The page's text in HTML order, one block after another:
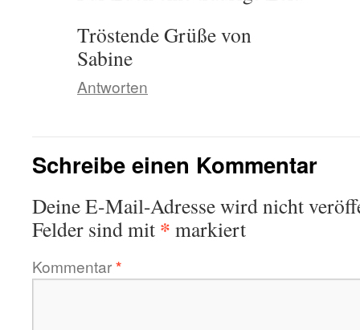
Tröstende Grüße von
Sabine
Antworten
Schreibe einen Kommentar
Deine E-Mail-Adresse wird nicht
Felder sind mit * markiert
Kommentar*